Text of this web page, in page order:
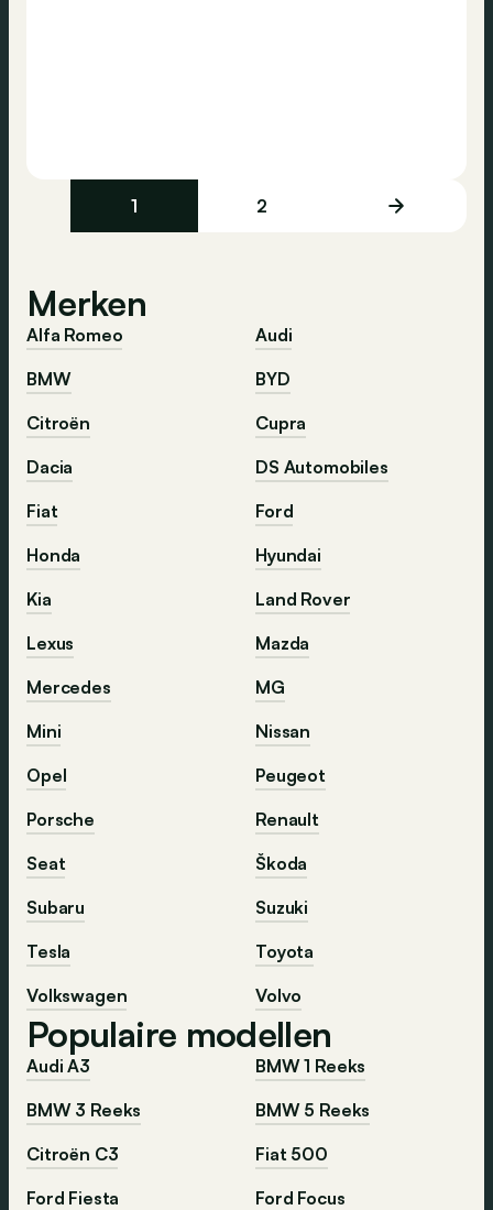
1 2
Merken
Alfa Romeo
Audi
BMW
BYD
Citroën
Cupra
Dacia
DS Automobiles
Fiat
Ford
Honda
Hyundai
Kia
Land Rover
Lexus
Mazda
Mercedes
MG
Mini
Nissan
Opel
Peugeot
Porsche
Renault
Seat
Škoda
Subaru
Suzuki
Tesla
Toyota
Volkswagen
Volvo
Populaire modellen
Audi A3
BMW 1 Reeks
BMW 3 Reeks
BMW 5 Reeks
Citroën C3
Fiat 500
Ford Fiesta
Ford Focus